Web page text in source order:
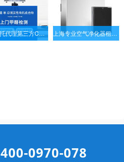
上海委托代理第三方CMA室内空气检测业务，检测甲醛、苯、TVOC等有害气体，由CMA检测机构出具CMA检测报告。 上海专业空气净化器租赁，空气净化器租赁品牌，空气净化器租赁公司|凡斯环保
400-0970-078